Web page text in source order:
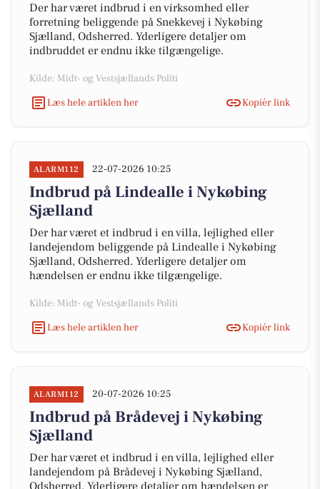
Der har været indbrud i en virksomhed eller
forretning beliggende på Snekkevej i Nykøbing
Sjælland, Odsherred. Yderligere detaljer om
indbruddet er endnu ikke tilgængelige.
Kilde: Midt- og Vestsjællands Politi
Læs hele artiklen her
Kopiér link
ALARM112 22-07-2026 10:25
Indbrud på Lindealle i Nykøbing
Sjælland
Der har været et indbrud i en villa, lejlighed eller
landejendom beliggende på Lindealle i Nykøbing
Sjælland, Odsherred. Yderligere detaljer om
hændelsen er endnu ikke tilgængelige.
Kilde: Midt- og Vestsjællands Politi
Læs hele artiklen her
Kopiér link
ALARM112 20-07-2026 10:25
Indbrud på Brådevej i Nykøbing
Sjælland
Der har været et indbrud i en villa, lejlighed eller
landejendom på Brådevej i Nykøbing Sjælland,
Odsherred. Yderligere detaljer om hændelsen er